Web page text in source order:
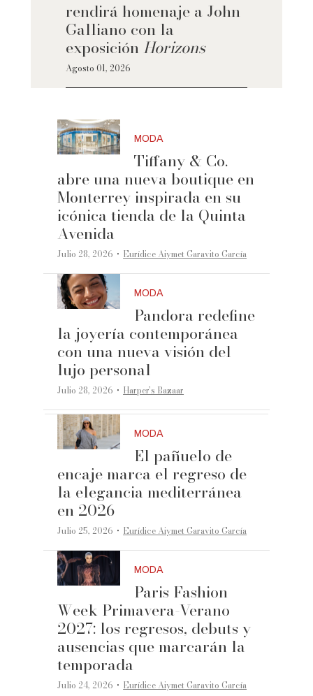
rendirá homenaje a John
Galliano con la
exposición Horizons
Agosto 01, 2026
MODA
Tiffany & Co.
abre una nueva boutique en
Monterrey inspirada en su
icónica tienda de la Quinta
Avenida
Julio 28, 2026 ·Eurídice Aiymet Garavito García
MODA
Pandora redefine
la joyería contemporánea
con una nueva visión del
lujo personal
Julio 28, 2026 ·Harper’s Bazaar
MODA
El pañuelo de
encaje marca el regreso de
la elegancia mediterránea
en 2026
Julio 25, 2026 ·Eurídice Aiymet Garavito García
MODA
Paris Fashion
Week Primavera-Verano
2027: los regresos, debuts y
ausencias que marcarán la
temporada
Julio 24, 2026 ·Eurídice Aiymet Garavito García